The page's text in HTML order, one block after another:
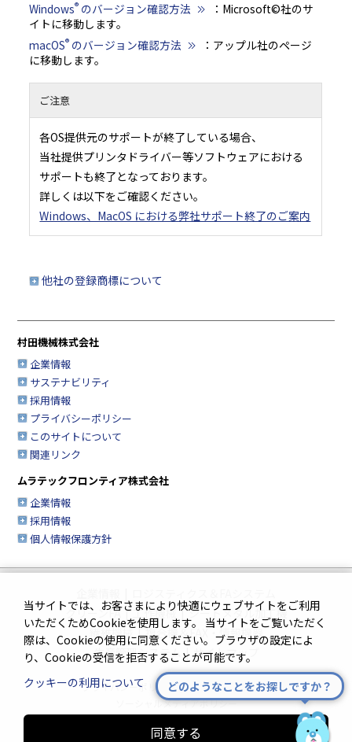
Windows® のバージョン確認方法
：Microsoft©社のサ
イトに移動します。
macOS® のバージョン確認方法
：アップル社のページ
に移動します。
ご注意
各OS提供元のサポートが終了している場合、
当社提供プリンタドライバー等ソフトウェアにおける
サポートも終了となっております。
詳しくは以下をご確認ください。
Windows、MacOS における弊社サポート終了のご案内
他社の登録商標について
村田機械株式会社
企業情報
サステナビリティ
採用情報
プライバシーポリシー
このサイトについて
関連リンク
ムラテックフロンティア株式会社
企業情報
採用情報
個人情報保護方針
クリーンFA | 工作機械 | シートメタル加工機
繊維機械 | 複合機＆FAX・情報機器
生産管理システム | サイトマップ
プライバシーポリシー | このサイトについて
ソーシャルメディアポリシー
Innovation. Mark the turning point.
当サイトでは、お客さまにより快適にウェブサイトをご利用
いただくためCookieを使用します。 当サイトをご覧いただく
際は、Cookieの使用に同意ください。ブラウザの設定によ
り、Cookieの受信を拒否することが可能です。
クッキーの利用について
同意する
どのようなことをお探しですか？